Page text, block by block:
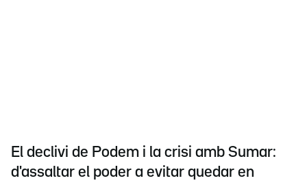
El declivi de Podem i la crisi amb Sumar:
d'assaltar el poder a evitar quedar en